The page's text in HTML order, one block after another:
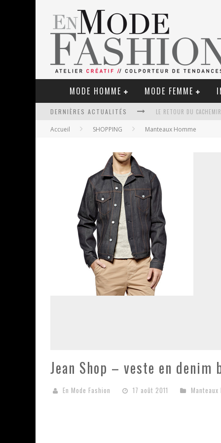
MODE HOMME MODE FEMME
DERNIÈRES ACTUALITÉS LE RETOUR DU
Accueil SHOPPING Manteaux Homme
Jean Shop – veste en denim
En Mode Fashion 17 août 2011 Manteaux